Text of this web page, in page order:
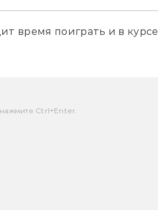
время поиграть и в курсе
Ctrl+Enter.